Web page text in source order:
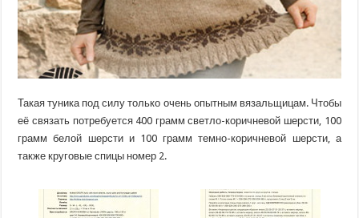
Такая туника под силу только очень опытным вязальщицам. Чтобы
её связать потребуется 400 грамм светло-коричневой шерсти, 100
грамм белой шерсти и 100 грамм темно-коричневой шерсти, а
также круговые спицы номер 2.